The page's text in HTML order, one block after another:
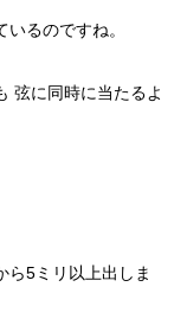
るのですね。
弦に同時に当たるよ
ら5ミリ以上出しま